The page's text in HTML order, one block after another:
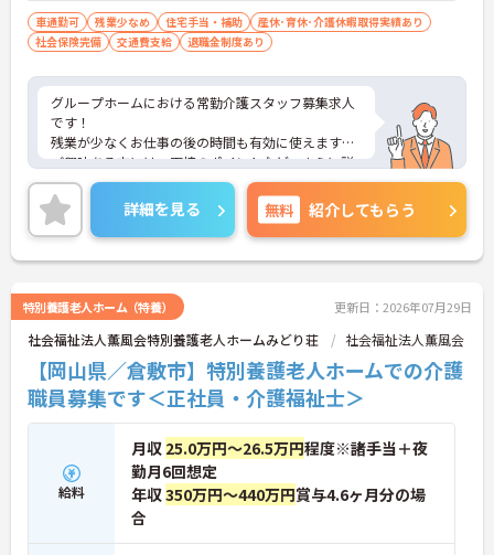
車通勤可 残業少なめ 住宅手当・補助
産休･育休･介護休暇取得実績あり
社会保険完備
交通費支給 退職金制度あり
グループホームにおける常勤介護スタッフ募集求人
です！
残業が少なくお仕事の後の時間も有効に使えます！
ご興味ある方には、面接のポイントなど、さらに詳
細をお話致しますのでお気軽にご相談ください。
詳細を見る 無料 紹介してもらう
特別養護老人ホーム（特養） 更新日：2026年07月29日
社会福祉法人薫風会特別養護老人ホームみどり荘 社会福祉法人薫風会
【岡山県／倉敷市】特別養護老人ホームでの介護
職員募集です＜正社員・介護福祉士＞
給料
月収 25.0万円～26.5万円程度※諸手当＋夜
勤月6回想定
年収350万円～440万円賞与4.6ヶ月分の場
合